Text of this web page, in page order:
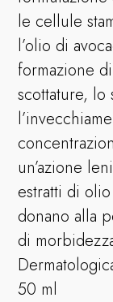
le cellule
l’olio di
formazione
scottature, lo
un’azione
estratti di
donano alla
di
50 ml